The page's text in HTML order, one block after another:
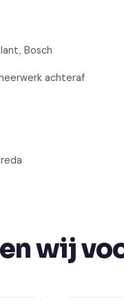
Bosch
achteraf
wij